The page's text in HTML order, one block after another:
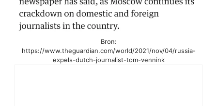
Bron:
https://www.theguardian.com/world/2021/nov/04/russia-
expels-dutch-journalist-tom-vennink